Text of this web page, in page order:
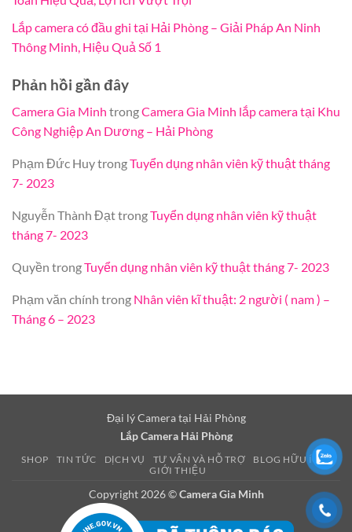
Lắp camera có đầu ghi tại Hải Phòng – Giải Pháp An Ninh
Thông Minh, Hiệu Quả Số 1
Phản hồi gần đây
Camera Gia Minh trongCamera Gia Minh lắp camera tại Khu
Công Nghiệp An Dương – Hải Phòng
Phạm Đức HuytrongTuyển dụng nhân viên kỹ thuật tháng
7- 2023
Nguyễn Thành ĐạttrongTuyển dụng nhân viên kỹ thuật
tháng 7- 2023
Quyền trongTuyển dụng nhân viên kỹ thuật tháng 7- 2023
Phạm văn chính trong Nhân viên kĩ thuật: 2 người ( nam ) –
Tháng 6 – 2023
Đại lý Camera tại Hải Phòng
Lắp Camera Hải Phòng
SHOP TIN TỨC DỊCH VỤ TƯ VẤN VÀ HỖ TRỢ
BLOG HỮU ÍCH
GIỚI THIỆU
Copyright 2026 ©Camera Gia Minh